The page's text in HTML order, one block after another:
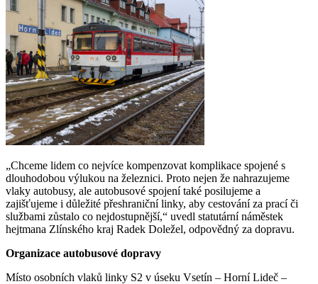
„Chceme lidem co nejvíce kompenzovat komplikace spojené s
dlouhodobou výlukou na železnici. Proto nejen že nahrazujeme
vlaky autobusy, ale autobusové spojení také posilujeme a
zajišťujeme i důležité přeshraniční linky, aby cestování za prací či
službami zůstalo co nejdostupnější,“ uvedl statutární náměstek
hejtmana Zlínského kraj Radek Doležel, odpovědný za dopravu.
Organizace autobusové dopravy
Místo osobních vlaků linky S2 v úseku Vsetín – Horní Lideč –